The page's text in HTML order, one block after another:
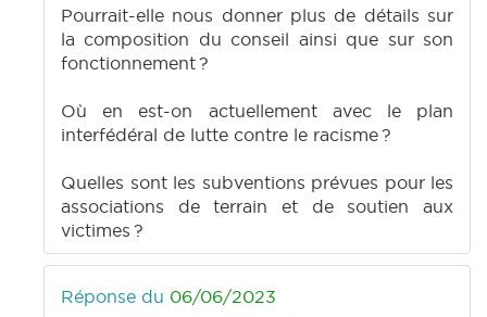
Pourrait-elle nous donner plus de détails sur
la composition du conseil ainsi que sur son
fonctionnement ?
Où en est-on actuellement avec le plan
interfédéral de lutte contre le racisme ?
Quelles sont les subventions prévues pour les
associations de terrain et de soutien aux
victimes ?
Réponse du 06/06/2023